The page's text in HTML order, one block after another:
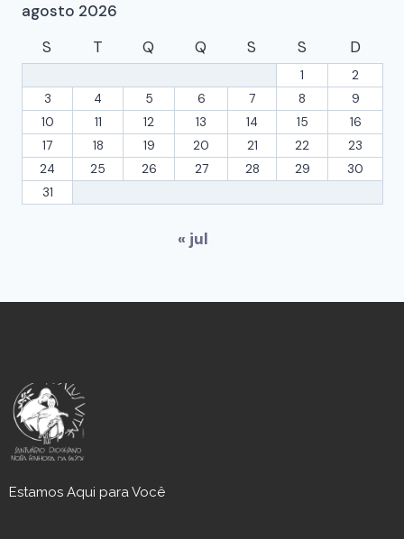
agosto 2026
S
T Q Q S S D
1
2
3
4 5 6 7 8
9
10
11 12 13 14 15
16
17
18 19 20 21 22
23
24
25 26 27 28 29
30
31
« jul
Estamos Aqui para Você